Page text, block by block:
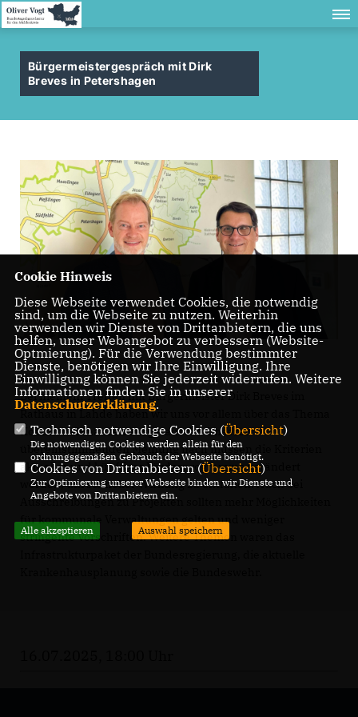
Bürgermeistergespräch mit Dirk
Breves in Petershagen
Bei meinem Treffen mit Bürgermeister Dirk Breves im
Rathaus in Lahde haben wir uns vor allem über das Thema
Kommunalfinanzen ausgetauscht. Unserer
übereinstimmenden Meinung nach müssen die Kriterien
aktueller und künftiger Förderprogramme verändert
werden, um schneller Wirkung zu entfalten. Auch bei
Ausschreibungen zu Projekten sollten mehr Möglichkeiten
für kommunale Verwaltungen gelten und weniger
stringente Vorschriften. Weitere Themen waren das
Cookie Hinweis
Diese Webseite verwendet Cookies, die notwendig
sind, um die Webseite zu nutzen. Weiterhin
verwenden wir Dienste von Drittanbietern, die uns
helfen, unser Webangebot zu verbessern (Website-
Optmierung). Für die Verwendung bestimmter
Dienste, benötigen wir Ihre Einwilligung. Ihre
Einwilligung können Sie jederzeit widerrufen. Weitere
Informationen finden Sie in unserer
Datenschutzerklärung.
Technisch notwendige Cookies (Übersicht)
Die notwendigen Cookies werden allein für den
ordnungsgemäßen Gebrauch der Webseite benötigt.
Cookies von Drittanbietern (Übersicht)
Zur Optimierung unserer Webseite binden wir Dienste und
Angebote von Drittanbietern ein.
Alle akzeptieren Auswahl speichern